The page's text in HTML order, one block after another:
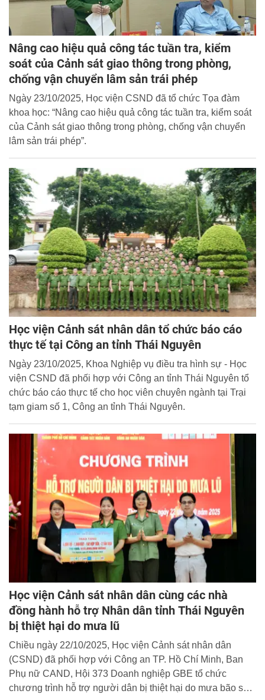
Nâng cao hiệu quả công tác tuần tra, kiểm
soát của Cảnh sát giao thông trong phòng,
chống vận chuyển lâm sản trái phép
Ngày 23/10/2025, Học viện CSND đã tổ chức Tọa đàm
khoa học: “Nâng cao hiệu quả công tác tuần tra, kiểm soát
của Cảnh sát giao thông trong phòng, chống vận chuyển
lâm sản trái phép”.
Học viện Cảnh sát nhân dân tổ chức báo cáo
thực tế tại Công an tỉnh Thái Nguyên
Ngày 23/10/2025, Khoa Nghiệp vụ điều tra hình sự - Học
viện CSND đã phối hợp với Công an tỉnh Thái Nguyên tổ
chức báo cáo thực tế cho học viên chuyên ngành tại Trại
tạm giam số 1, Công an tỉnh Thái Nguyên.
Học viện Cảnh sát nhân dân cùng các nhà
đồng hành hỗ trợ Nhân dân tỉnh Thái Nguyên
bị thiệt hại do mưa lũ
Chiều ngày 22/10/2025, Học viện Cảnh sát nhân dân
(CSND) đã phối hợp với Công an TP. Hồ Chí Minh, Ban
Phụ nữ CAND, Hội 373 Doanh nghiệp GBE tổ chức
chương trình hỗ trợ người dân bị thiệt hại do mưa bão số